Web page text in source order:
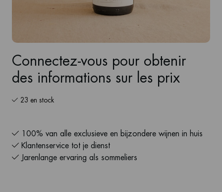
Connectez-vous pour obtenir
des informations sur les prix
23 en stock
100% van alle exclusieve en bijzondere wijnen in huis
Klantenservice tot je dienst
Jarenlange ervaring als sommeliers